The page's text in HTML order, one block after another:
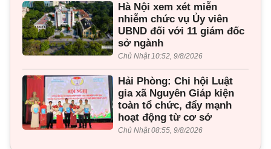
Hà Nội xem xét miễn
nhiễm chức vụ Ủy viên
UBND đối với 11 giám đốc
sở ngành
Chủ Nhật 10:52, 9/8/2026
Hải Phòng: Chi hội Luật
gia xã Nguyên Giáp kiện
toàn tổ chức, đẩy mạnh
hoạt động từ cơ sở
Chủ Nhật 08:55, 9/8/2026